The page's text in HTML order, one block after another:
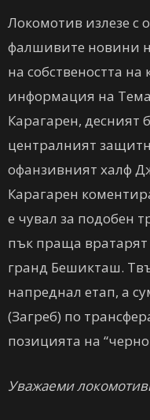
Локомотив излезе с
фалшивите новини
на собствеността на
информация на
Карагарен, десният
централният
офанзивният халф
Карагарен
е чувал за подобен
пък праща
гранд Бешикташ.
напреднал етап, а
(Загреб) по
позицията на
Уважаеми